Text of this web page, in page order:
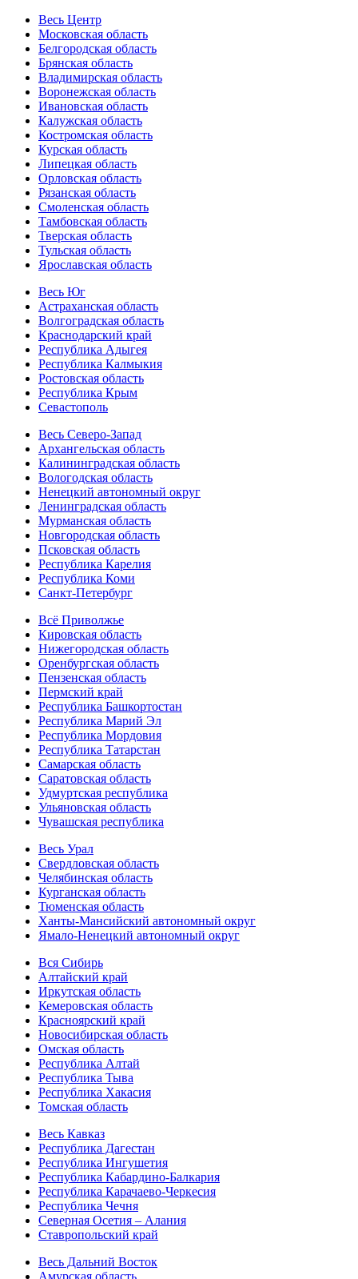
Весь Центр
Московская область
Белгородская область
Брянская область
Владимирская область
Воронежская область
Ивановская область
Калужская область
Костромская область
Курская область
Липецкая область
Орловская область
Рязанская область
Смоленская область
Тамбовская область
Тверская область
Тульская область
Ярославская область
Весь Юг
Астраханская область
Волгоградская область
Краснодарский край
Республика Адыгея
Республика Калмыкия
Ростовская область
Республика Крым
Севастополь
Весь Северо-Запад
Архангельская область
Калининградская область
Вологодская область
Ненецкий автономный округ
Ленинградская область
Мурманская область
Новгородская область
Псковская область
Республика Карелия
Республика Коми
Санкт-Петербург
Всё Приволжье
Кировская область
Нижегородская область
Оренбургская область
Пензенская область
Пермский край
Республика Башкортостан
Республика Марий Эл
Республика Мордовия
Республика Татарстан
Самарская область
Саратовская область
Удмуртская республика
Ульяновская область
Чувашская республика
Весь Урал
Свердловская область
Челябинская область
Курганская область
Тюменская область
Ханты-Мансийский автономный округ
Ямало-Ненецкий автономный округ
Вся Сибирь
Алтайский край
Иркутская область
Кемеровская область
Красноярский край
Новосибирская область
Омская область
Республика Алтай
Республика Тыва
Республика Хакасия
Томская область
Весь Кавказ
Республика Дагестан
Республика Ингушетия
Республика Кабардино-Балкария
Республика Карачаево-Черкесия
Республика Чечня
Северная Осетия – Алания
Ставропольский край
Весь Дальний Восток
Амурская область